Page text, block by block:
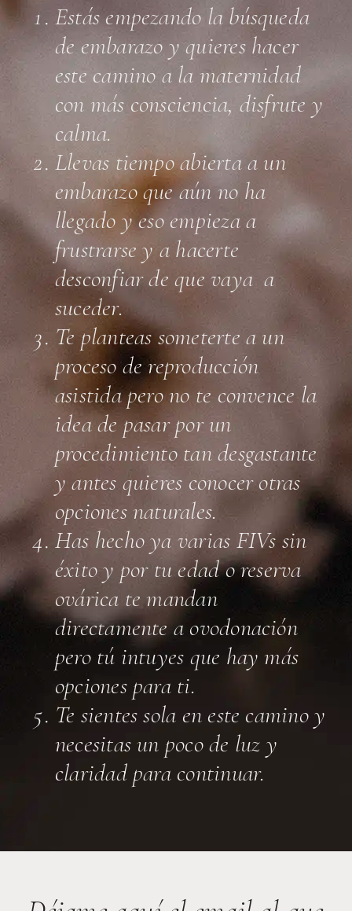
Estás empezando la búsqueda
de embarazo y quieres hacer
este camino a la maternidad
con más consciencia, disfrute y
calma.
Llevas tiempo abierta a un
embarazo que aún no ha
llegado y eso empieza a
frustrarse y a hacerte
desconfiar de que vaya a
suceder.
Te planteas someterte a un
proceso de reproducción
asistida pero no te convence la
idea de pasar por un
procedimiento tan desgastante
y antes quieres conocer otras
opciones naturales.
Has hecho ya varias FIVs sin
éxito y por tu edad o reserva
ovárica te mandan
directamente a ovodonación
pero tú intuyes que hay más
opciones para ti.
Te sientes sola en este camino y
necesitas un poco de luz y
claridad para continuar.